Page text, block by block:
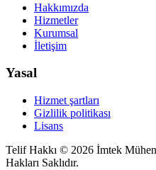
Hakkımızda
Hizmetler
Kurumsal
İletişim
Yasal
Hizmet şartları
Gizlilik politikası
Lisans
Telif Hakkı © 2026 İmtek
Hakları Saklıdır.